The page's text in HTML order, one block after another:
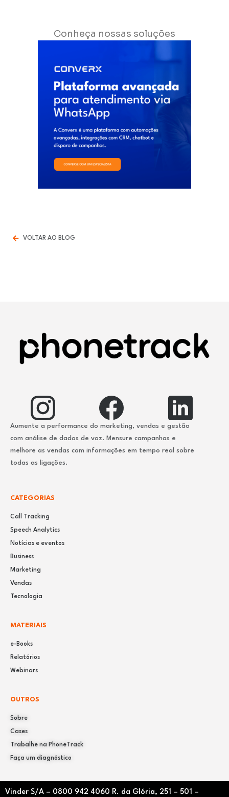
Conheça nossas soluções
VOLTAR AO BLOG
Aumente a performance do marketing, vendas e gestão
com análise de dados de voz. Mensure campanhas e
melhore as vendas com informações em tempo real sobre
todas as ligações.
CATEGORIAS
Call Tracking
Speech Analytics
Notícias e eventos
Business
Marketing
Vendas
Tecnologia
MATERIAIS
e-Books
Relatórios
Webinars
OUTROS
Sobre
Cases
Trabalhe na PhoneTrack
Faça um diagnóstico
Vinder S/A – 0800 942 4060 R. da Glória, 251 – 501 –